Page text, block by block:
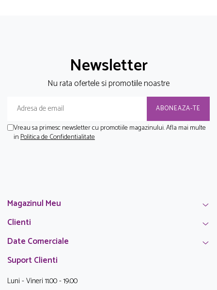
Newsletter
Nu rata ofertele si promotiile noastre
Vreau sa primesc newsletter cu promotiile magazinului. Afla mai multe
inPolitica de Confidentialitate
Magazinul Meu
Clienti
Date Comerciale
Suport Clienti
Luni - Vineri 11.00 - 19.00